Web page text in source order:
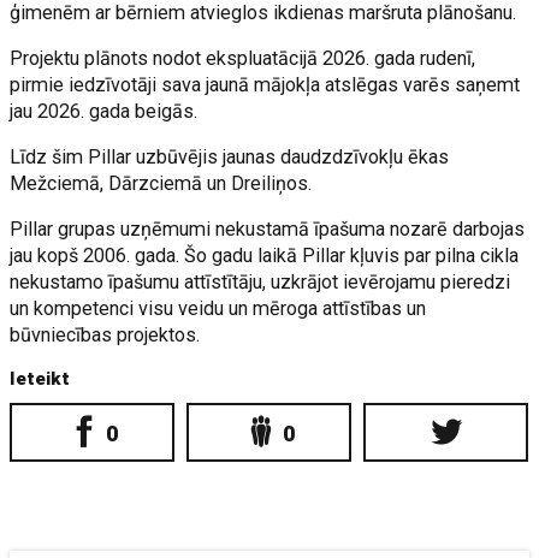
ģimenēm ar bērniem atvieglos ikdienas maršruta plānošanu.
Projektu plānots nodot ekspluatācijā 2026. gada rudenī,
pirmie iedzīvotāji sava jaunā mājokļa atslēgas varēs saņemt
jau 2026. gada beigās.
Līdz šim Pillar uzbūvējis jaunas daudzdzīvokļu ēkas
Mežciemā, Dārzciemā un Dreiliņos.
Pillar grupas uzņēmumi nekustamā īpašuma nozarē darbojas
jau kopš 2006. gada. Šo gadu laikā Pillar kļuvis par pilna cikla
nekustamo īpašumu attīstītāju, uzkrājot ievērojamu pieredzi
un kompetenci visu veidu un mēroga attīstības un
būvniecības projektos.
Ieteikt
0 0